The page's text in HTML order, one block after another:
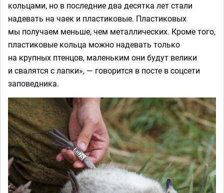
кольцами, но в последние два десятка лет стали
надевать на чаек и пластиковые. Пластиковых
мы получаем меньше, чем металлических. Кроме того,
пластиковые кольца можно надевать только
на крупных птенцов, маленьким они будут велики
и свалятся с лапки», — говорится в посте в соцсети
заповедника.